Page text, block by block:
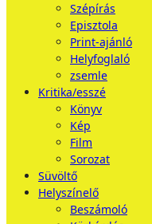
Szépírás
Episztola
Print-ajánló
Helyfoglaló
zsemle
Kritika/esszé
Könyv
Kép
Film
Sorozat
Süvöltő
Helyszínelő
Beszámoló